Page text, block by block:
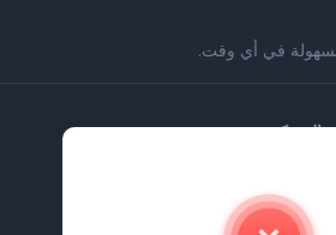
بسهولة في أي وقت.
الشركة
اتصل بنا